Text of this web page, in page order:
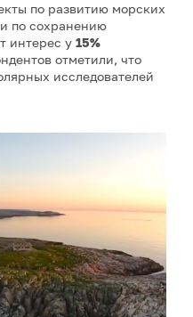
по развитию морских
по сохранению
интерес у 15%
отметили, что
исследователей